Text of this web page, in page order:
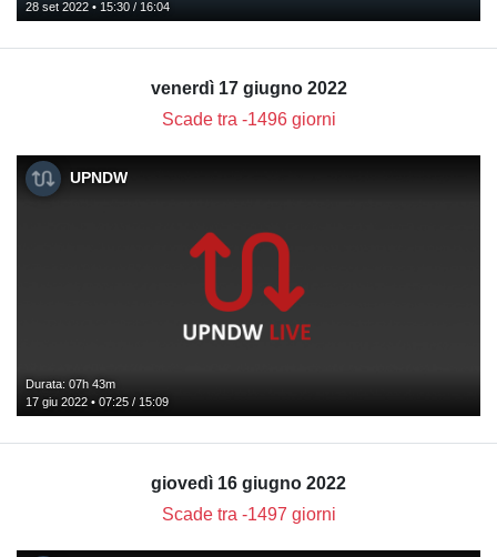
28 set 2022 • 15:30 / 16:04
venerdì 17 giugno 2022
Scade tra -1496 giorni
UPNDW
Durata: 07h 43m
17 giu 2022 • 07:25 / 15:09
giovedì 16 giugno 2022
Scade tra -1497 giorni